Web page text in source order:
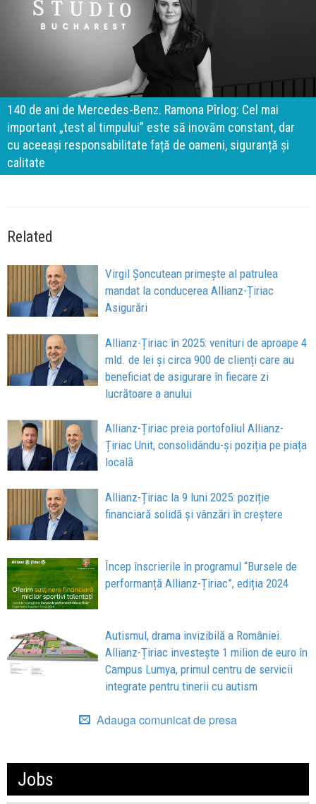
140 de ani de Mercedes-Benz. Ramona Pîrlog: Cel mai
important „test al timpului” este să inovăm constant, dar
cu aceeași responsabilitate față de oameni, siguranță și
calitate
Related
Virgil Șoncutean primește al patrulea
mandat la conducerea Allianz-Țiriac
Asigurări
Allianz-Țiriac în 2025: venituri de aproape 4
mld. de lei și circa 900 de clienți care au
beneficiat de asigurare în fiecare zi
lucrătoare a anului
Allianz-Țiriac preia portofoliul Allianz-
Țiriac Unit, consolidându-și poziția pe piața
locală
Allianz-Țiriac la 9 luni 2025: poziție
financiară solidă și vânzări în creștere
Încep înscrierile în programul “Bursele de
performanță Allianz-Țiriac”, ediția 2024
Autismul, drama invizibilă a României.
Allianz-Țiriac investește 1 milion de euro în
Campus Lumya, primul centru de servicii
integrate pentru tinerii cu autism
Adauga comunicat de presa
Jobs